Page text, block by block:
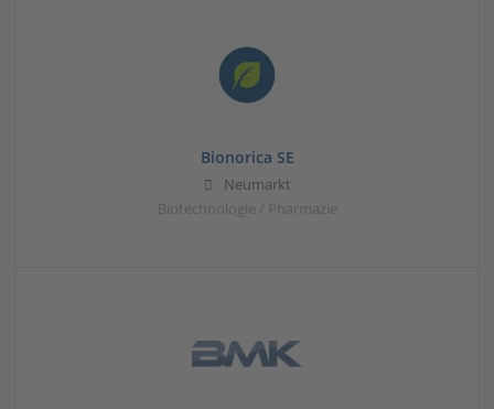
Bionorica SE
Neumarkt
Biotechnologie / Pharmazie